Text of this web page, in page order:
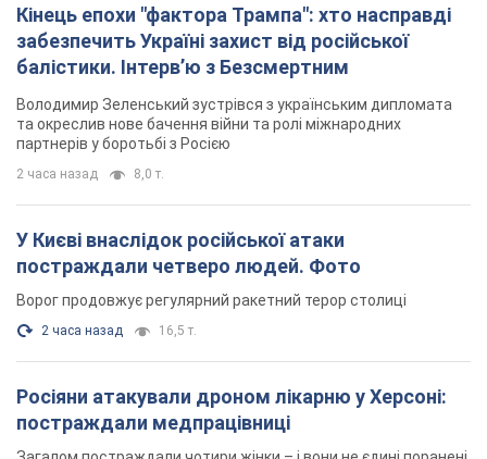
Кінець епохи "фактора Трампа": хто насправді
забезпечить Україні захист від російської
балістики. Інтерв’ю з Безсмертним
Володимир Зеленський зустрівся з українським дипломата
та окреслив нове бачення війни та ролі міжнародних
партнерів у боротьбі з Росією
2 часа назад 8,0 т.
У Києві внаслідок російської атаки
постраждали четверо людей. Фото
Ворог продовжує регулярний ракетний терор столиці
2 часа назад 16,5 т.
Росіяни атакували дроном лікарню у Херсоні:
постраждали медпрацівниці